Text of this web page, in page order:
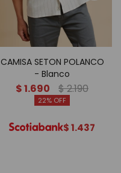
CAMISA SETON POLANCO
- Blanco
$1.690 $2.190
22
$1.437